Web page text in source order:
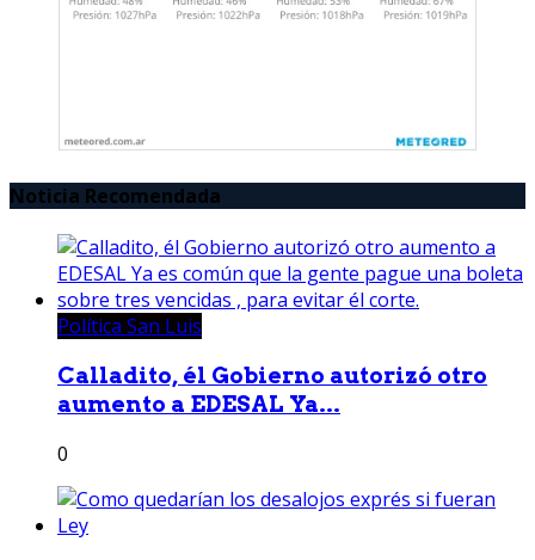
Noticia Recomendada
Política San Luis
Calladito, él Gobierno autorizó otro
aumento a EDESAL Ya...
0